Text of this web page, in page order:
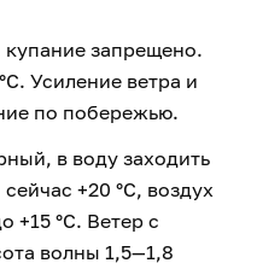
запрещено.
Усиление ветра и
по побережью.
в воду заходить
+20 °C, воздух
+15 °C. Ветер с
волны 1,5—1,8